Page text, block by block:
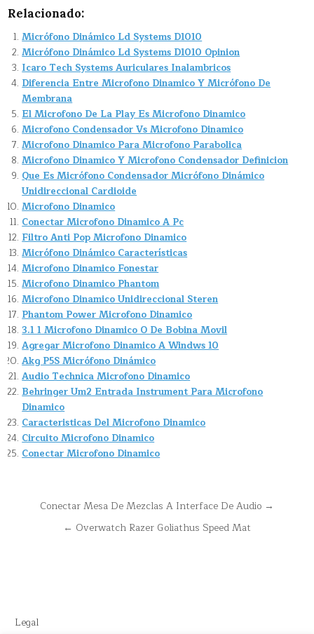
Relacionado:
Micrófono Dinámico Ld Systems D1010
Micrófono Dinámico Ld Systems D1010 Opinion
Icaro Tech Systems Auriculares Inalambricos
Diferencia Entre Microfono Dinamico Y Micrófono De
Membrana
El Microfono De La Play Es Microfono Dinamico
Microfono Condensador Vs Microfono Dinamico
Microfono Dinamico Para Microfono Parabolica
Microfono Dinamico Y Microfono Condensador Definicion
Que Es Micrófono Condensador Micrófono Dinámico
Unidireccional Cardioide
Microfono Dinamico
Conectar Microfono Dinamico A Pc
Filtro Anti Pop Microfono Dinamico
Micrófono Dinámico Características
Microfono Dinamico Fonestar
Microfono Dinamico Phantom
Microfono Dinamico Unidireccional Steren
Phantom Power Microfono Dinamico
3.1 1 Microfono Dinamico O De Bobina Movil
Agregar Microfono Dinamico A Windws 10
Akg P5S Micrófono Dinámico
Audio Technica Microfono Dinamico
Behringer Um2 Entrada Instrument Para Microfono
Dinamico
Caracteristicas Del Microfono Dinamico
Circuito Microfono Dinamico
Conectar Microfono Dinamico
Navegación
Conectar Mesa De Mezclas A Interface De Audio →
← Overwatch Razer Goliathus Speed Mat
Legal